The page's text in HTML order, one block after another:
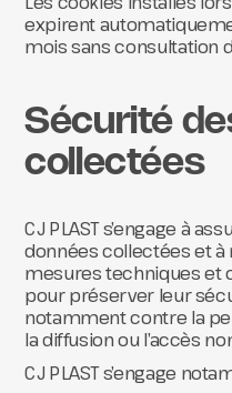
expirent
mois sans consultation
Sécurité
collectées
CJ PLAST s’engage à
données collectées et
mesures techniques et
pour préserver leur
notamment contre la
la diffusion ou l’accès
CJ PLAST s’engage